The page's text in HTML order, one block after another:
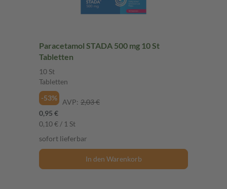
Paracetamol STADA 500 mg 10 St
Tabletten
10 St
Tabletten
-53%
AVP: 2,03 €
0,95 €
0,10 € / 1 St
sofort lieferbar
In den Warenkorb